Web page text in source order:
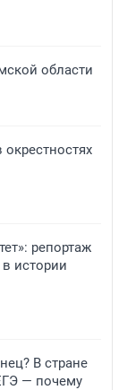
области
репортаж
истории
В стране
— почему